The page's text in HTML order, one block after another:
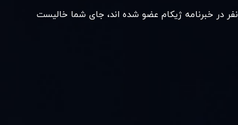
نفر در خبرنامه ژیکام عضو شده اند، جای شما خالیست